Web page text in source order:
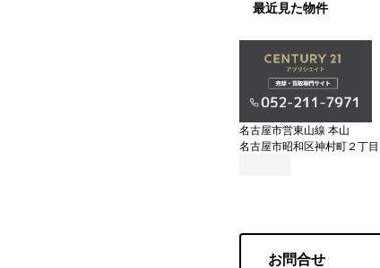
最近見た物件
名古屋市営東山線 本山
名古屋市昭和区神村町２丁目
お問合せ